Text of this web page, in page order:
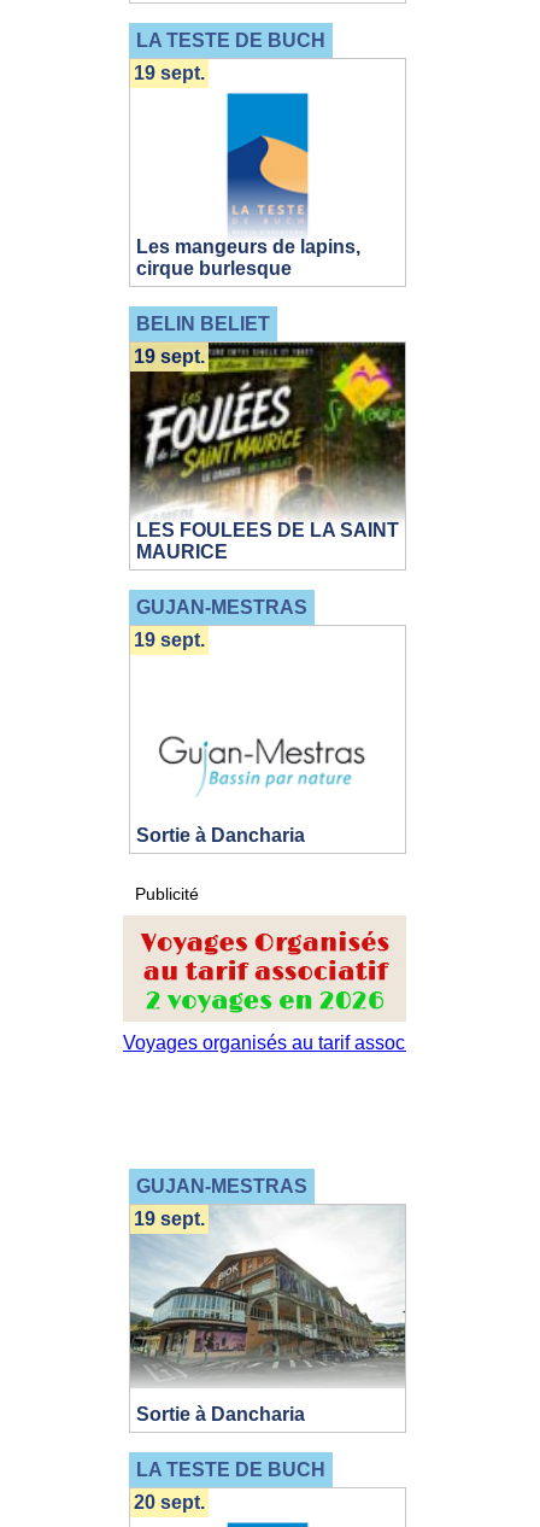
LA TESTE DE BUCH
Les mangeurs de lapins,
cirque burlesque
19 sept.
BELIN BELIET
LES FOULEES DE LA SAINT
MAURICE
19 sept.
GUJAN-MESTRAS
Sortie à Dancharia
19 sept.
Publicité
GUJAN-MESTRAS
Sortie à Dancharia
19 sept.
LA TESTE DE BUCH
20 sept.